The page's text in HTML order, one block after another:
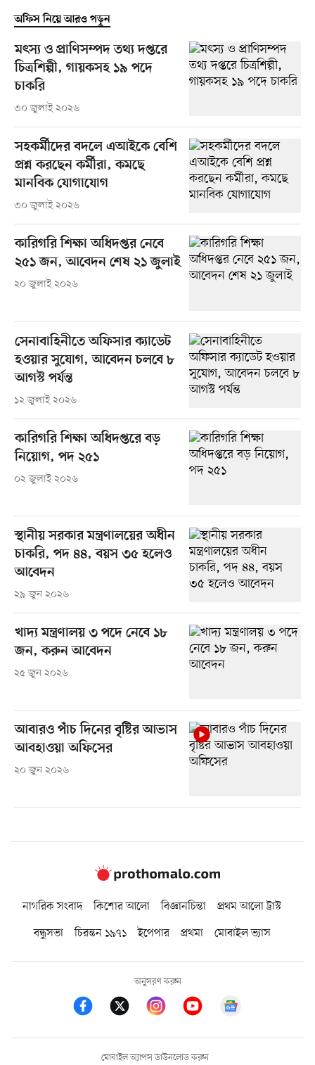
অফিস নিয়ে আরও পড়ুন
মৎস্য ও প্রাণিসম্পদ তথ্য দপ্তরে
চিত্রশিল্পী, গায়কসহ ১৯ পদে
চাকরি
৩০ জুলাই ২০২৬
সহকর্মীদের বদলে এআইকে বেশি
প্রশ্ন করছেন কর্মীরা, কমছে
মানবিক যোগাযোগ
৩০ জুলাই ২০২৬
কারিগরি শিক্ষা অধিদপ্তর নেবে
২৫১ জন, আবেদন শেষ ২১ জুলাই
২০ জুলাই ২০২৬
সেনাবাহিনীতে অফিসার ক্যাডেট
হওয়ার সুযোগ, আবেদন চলবে ৮
আগস্ট পর্যন্ত
১২ জুলাই ২০২৬
কারিগরি শিক্ষা অধিদপ্তরে বড়
নিয়োগ, পদ ২৫১
০২ জুলাই ২০২৬
স্থানীয় সরকার মন্ত্রণালয়ের অধীন
চাকরি, পদ ৪৪, বয়স ৩৫ হলেও
আবেদন
২৯ জুন ২০২৬
খাদ্য মন্ত্রণালয় ৩ পদে নেবে ১৮
জন, করুন আবেদন
২৫ জুন ২০২৬
আবারও পাঁচ দিনের বৃষ্টির আভাস
আবহাওয়া অফিসের
২০ জুন ২০২৬
নাগরিক সংবাদ কিশোর আলো বিজ্ঞানচিন্তা
প্রথম আলো ট্রাস্ট
বন্ধুসভা
চিরন্তন ১৯৭১ ইপেপার প্রথমা মোবাইল ভ্যাস
অনুসরণ করুন
মোবাইল অ্যাপস ডাউনলোড করুন